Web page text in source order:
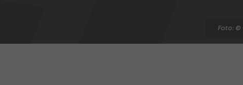
Foto: ©